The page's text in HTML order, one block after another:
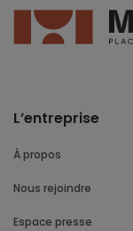
L’entreprise
À propos
Nous rejoindre
Espace presse